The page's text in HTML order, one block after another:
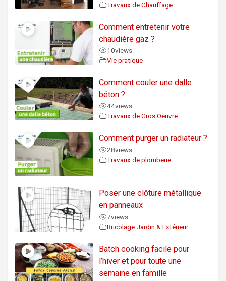
Travaux de Chauffage
Comment entretenir votre
chaudière gaz ?
10views
Vie pratique
Comment couler une dalle
béton ?
44views
Travaux de Gros Oeuvre
Comment purger un radiateur ?
28views
Travaux de plomberie
Poser une clôture métallique
en panneaux
7views
Bricolage Jardin & Extérieur
Batch cooking facile pour
l’hiver et pour toute une
semaine en famille